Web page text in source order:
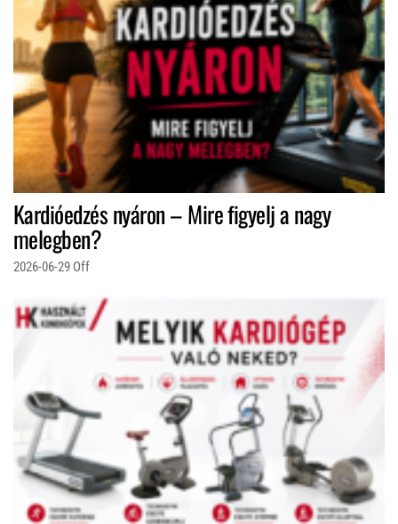
Kardióedzés nyáron – Mire figyelj a nagy
melegben?
2026-06-29 Off